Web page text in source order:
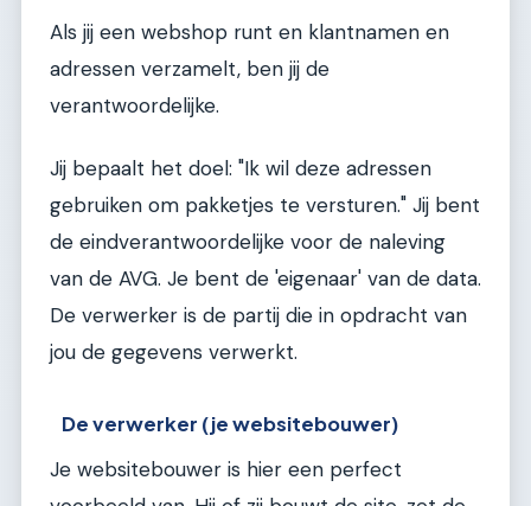
Als jij een webshop runt en klantnamen en
adressen verzamelt, ben jij de
verantwoordelijke.
Jij bepaalt het doel: "Ik wil deze adressen
gebruiken om pakketjes te versturen." Jij bent
de eindverantwoordelijke voor de naleving
van de AVG. Je bent de 'eigenaar' van de data.
De verwerker is de partij die in opdracht van
jou de gegevens verwerkt.
De verwerker (je websitebouwer)
Je websitebouwer is hier een perfect